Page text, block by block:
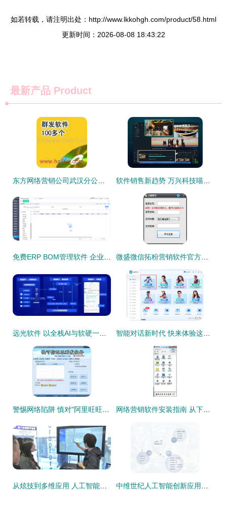
如若转载，请注明出处：http://www.lkkohgh.com/product/58.html
更新时间：2026-08-08 18:43:22
最新产品 Product